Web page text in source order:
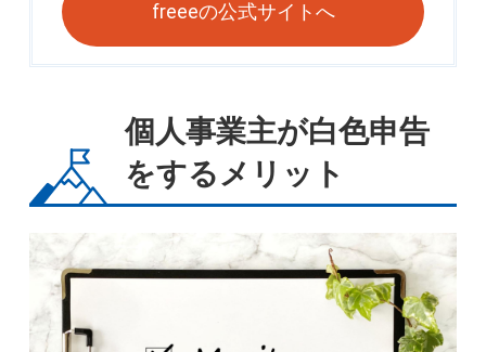
freeeの公式サイトへ
個人事業主が白色申告
をするメリット